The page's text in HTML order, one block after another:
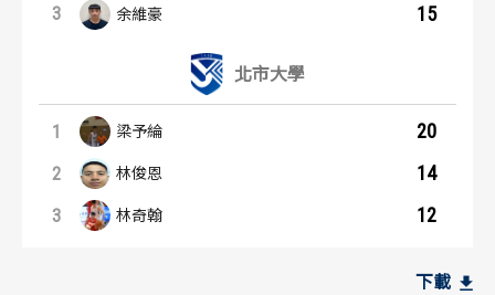
3 余維豪 15
北市大學
1 梁予綸 20
2 林俊恩 14
3 林奇翰 12
下載